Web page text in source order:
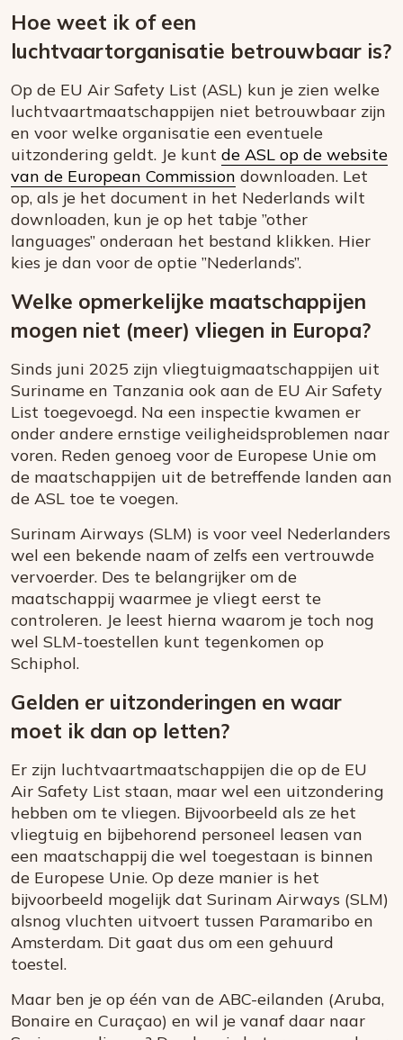
Hoe weet ik of een
luchtvaartorganisatie betrouwbaar is?
Op de EU Air Safety List (ASL) kun je zien welke
luchtvaartmaatschappijen niet betrouwbaar zijn
en voor welke organisatie een eventuele
uitzondering geldt. Je kunt de ASL op de website
van de European Commission downloaden. Let
op, als je het document in het Nederlands wilt
downloaden, kun je op het tabje ”other
languages” onderaan het bestand klikken. Hier
kies je dan voor de optie ”Nederlands”.
Welke opmerkelijke maatschappijen
mogen niet (meer) vliegen in Europa?
Sinds juni 2025 zijn vliegtuigmaatschappijen uit
Suriname en Tanzania ook aan de EU Air Safety
List toegevoegd. Na een inspectie kwamen er
onder andere ernstige veiligheidsproblemen naar
voren. Reden genoeg voor de Europese Unie om
de maatschappijen uit de betreffende landen aan
de ASL toe te voegen.
Surinam Airways (SLM) is voor veel Nederlanders
wel een bekende naam of zelfs een vertrouwde
vervoerder. Des te belangrijker om de
maatschappij waarmee je vliegt eerst te
controleren. Je leest hierna waarom je toch nog
wel SLM-toestellen kunt tegenkomen op
Schiphol.
Gelden er uitzonderingen en waar
moet ik dan op letten?
Er zijn luchtvaartmaatschappijen die op de EU
Air Safety List staan, maar wel een uitzondering
hebben om te vliegen. Bijvoorbeeld als ze het
vliegtuig en bijbehorend personeel leasen van
een maatschappij die wel toegestaan is binnen
de Europese Unie. Op deze manier is het
bijvoorbeeld mogelijk dat Surinam Airways (SLM)
alsnog vluchten uitvoert tussen Paramaribo en
Amsterdam. Dit gaat dus om een gehuurd
toestel.
Maar ben je op één van de ABC-eilanden (Aruba,
Bonaire en Curaçao) en wil je vanaf daar naar